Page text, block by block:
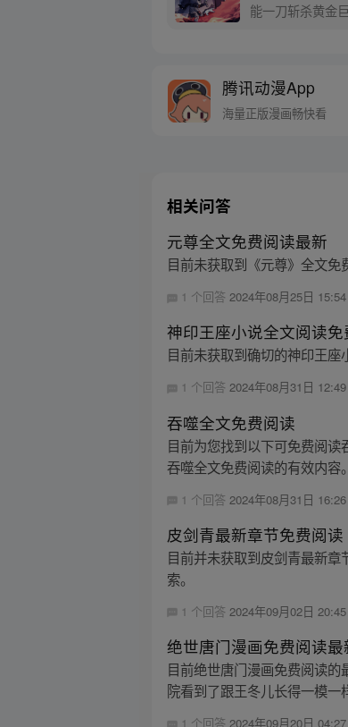
能一刀斩杀黄金
腾讯动漫App
海量正版漫画畅快看
相关问答
元尊全文免费阅读最新
目前未获取到《元尊》全文免
1 个回答2024年08月25日 15:54
神印王座小说全文阅读免
目前未获取到确切的神印王座
1 个回答2024年08月31日 12:49
吞噬全文免费阅读
目前为您找到以下可免费阅
吞噬全文免费阅读的有效内容。
1 个回答 2024年08月31日 16:26
皮剑青最新章节免费阅读
目前并未获取到皮剑青最新
索。
1 个回答 2024年09月02日 20:45
绝世唐门漫画免费阅读最
目前绝世唐门漫画免费阅读
院看到了跟王冬儿长得一模
1 个回答2024年09月20日 04:27